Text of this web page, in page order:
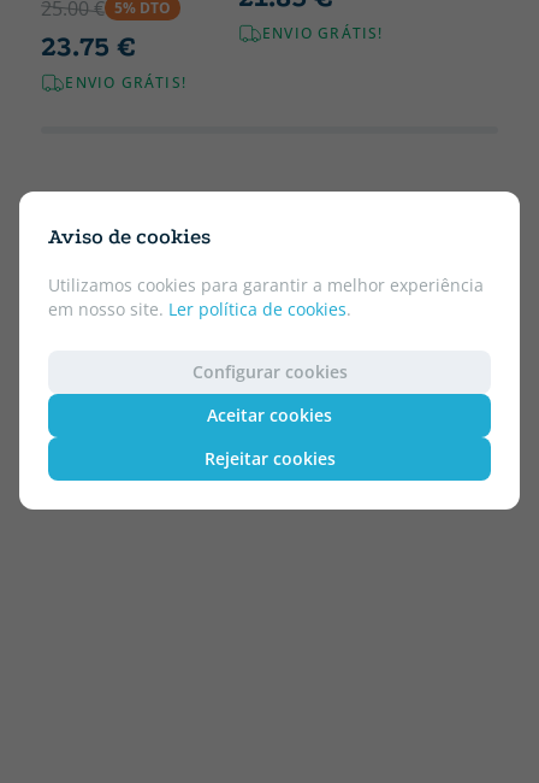
Aviso de cookies
Utilizamos cookies para garantir a melhor experiência
em nosso site. Ler política de cookies.
Configurar cookies
Aceitar cookies
Rejeitar cookies
25.00 € 5% DTO
23.75 €
ENVIO GRÁTIS!
ENVIO GRÁTIS!